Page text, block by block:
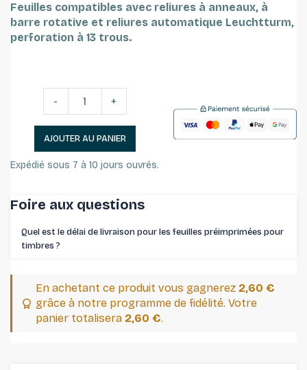
Feuilles compatibles avec reliures à anneaux, à
barre rotative et reliures automatique Leuchtturm,
perforation à 13 trous.
- +
AJOUTER AU PANIER
Expédié sous 7 à 10 jours ouvrés.
Foire aux questions
Quel est le délai de livraison pour les feuilles préimprimées pour
timbres ⁠?
En achetant ce produit vous gagnerez 2,60 €
grâce à notre programme de fidélité. Votre
panier totalisera 2,60 €.